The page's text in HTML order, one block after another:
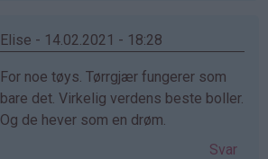
Elise - 14.02.2021 - 18:28
Som
svar
på
For noe tøys. Tørrgjær fungerer som
bare det. Virkelig verdens beste boller.
Og de hever som en drøm.
Svar